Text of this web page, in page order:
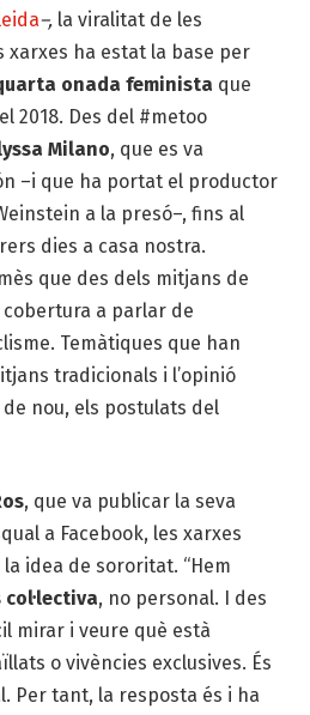
–, la viralitat de les
xarxes ha estat la base per
onada feminista que
2018. Des del #metoo
Milano, que es va
–i que ha portat el productor
a la presó–, fins al
dies a casa nostra.
que des dels mitjans de
a parlar de
Temàtiques que han
tradicionals i l’opinió
nou, els postulats del
, que va publicar la seva
a Facebook, les xarxes
idea de sororitat. “Hem
, no personal. I des
mirar i veure què està
o vivències exclusives. És
Per tant, la resposta és i ha